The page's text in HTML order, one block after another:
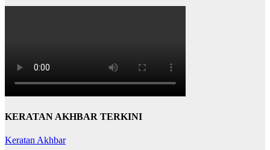
KERATAN AKHBAR TERKINI
Keratan Akhbar